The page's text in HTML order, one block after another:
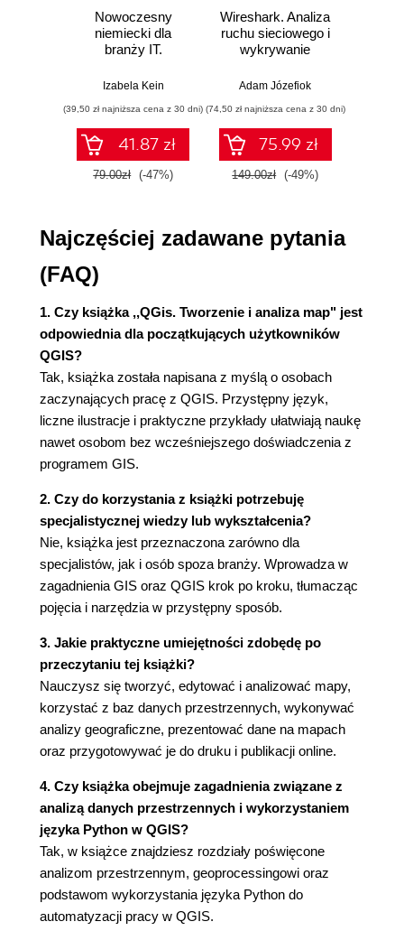
4. Oglądamy świat
Interfejs programu (38)
Pierwszy rzut oka do środka (40)
Paski pełne narzędzi (41)
Wtyczki (42)
Ustawienia (45)
Warstwy (46)
Formaty plików (53)
Zapisywanie jako (58)
Opcje warstw (61)
Identyfikacja (64)
O skali (65)
Wybór obiektów (67)
Obliczanie odległości (69)
5. Nowy Nieznany Ląd, czyli rysujemy mapę
Kiedy przydaje się digitalizacja? (72)
Transformacje (78)
Przyciąganie (80)
Rysujemy mapę (83)
Rady bosmana (86)
Wyspy (87)
Narzędzia (88)
CAD (94)
Kontrola błędów (98)
6. Miejsce danych jest w tabeli
Wywiad z tabelą (104)
Atrybut... (105)
Typy atrybutów (106)
Zaznaczanie proste (109)
Zaznacz przez wyrażenie (110)
Filtr (116)
Zmiany w tabeli (118)
Kalkulator pól (121)
Funkcja warunkowa (124)
Złączenia tabel (126)
Nowoczesny
niemiecki dla
branży IT.
przykłady i
Izabela Kein
(39,50 zł najniższa cena z 30 dni)
41.87 zł
79.00zł (-47%)
Wireshark. Analiza
ruchu sieciowego i
wykrywanie
Adam Józefiok
(74,50 zł najniższa cena z 30 dni)
75.99 zł
149.00zł (-49%)
Najczęściej zadawane pytania
(FAQ)
1. Czy książka ,,QGis. Tworzenie i analiza map" jest
odpowiednia dla początkujących użytkowników
QGIS?
Tak, książka została napisana z myślą o osobach
zaczynających pracę z QGIS. Przystępny język,
liczne ilustracje i praktyczne przykłady ułatwiają naukę
nawet osobom bez wcześniejszego doświadczenia z
programem GIS.
2. Czy do korzystania z książki potrzebuję
specjalistycznej wiedzy lub wykształcenia?
Nie, książka jest przeznaczona zarówno dla
specjalistów, jak i osób spoza branży. Wprowadza w
zagadnienia GIS oraz QGIS krok po kroku, tłumacząc
pojęcia i narzędzia w przystępny sposób.
3. Jakie praktyczne umiejętności zdobędę po
przeczytaniu tej książki?
Nauczysz się tworzyć, edytować i analizować mapy,
korzystać z baz danych przestrzennych, wykonywać
analizy geograficzne, prezentować dane na mapach
oraz przygotowywać je do druku i publikacji online.
4. Czy książka obejmuje zagadnienia związane z
analizą danych przestrzennych i wykorzystaniem
języka Python w QGIS?
Tak, w książce znajdziesz rozdziały poświęcone
analizom przestrzennym, geoprocessingowi oraz
podstawom wykorzystania języka Python do
automatyzacji pracy w QGIS.